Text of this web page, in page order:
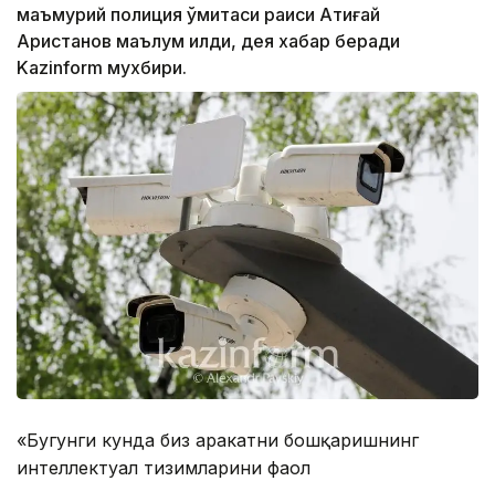
маъмурий полиция қўмитаси раиси Атиғай
Аристанов маълум қилди, дея хабар беради
Kazinform мухбири.
«Бугунги кунда биз ҳаракатни бошқаришнинг
интеллектуал тизимларини фаол